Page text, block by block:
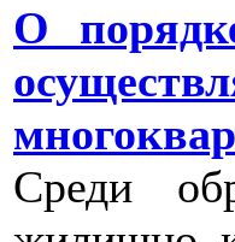
О
Среди